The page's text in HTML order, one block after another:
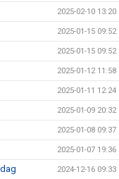
2025-02-10 13:20
2025-01-15 09:52
2025-01-15 09:52
2025-01-12 11:58
2025-01-11 12:24
2025-01-09 20:32
2025-01-08 09:37
2025-01-07 19:36
2024-12-16 09:33